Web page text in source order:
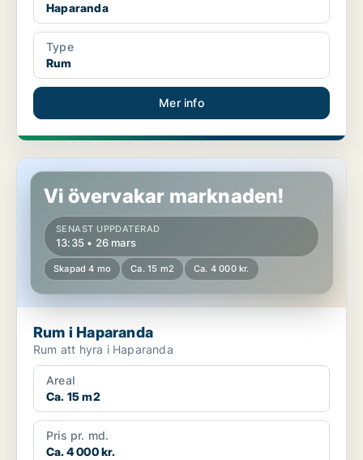
Haparanda
Type
Rum
Mer info
Rum i Haparanda
Vi övervakar marknaden!
SENAST UPPDATERAD
13:35 • 26 mars
Skapad 4 mo Ca. 15 m2 Ca. 4 000 kr.
Rum i Haparanda
Rum att hyra i Haparanda
Areal
Ca. 15 m2
Pris pr. md.
Ca. 4 000 kr.